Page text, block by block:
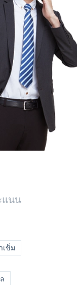
แนน
เข็ม